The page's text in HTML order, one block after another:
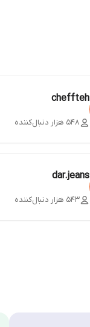
cheffteh
۵۴۸ هزار دنبال‌کننده
dar.jeans
۵۴۳ هزار دنبال‌کننده